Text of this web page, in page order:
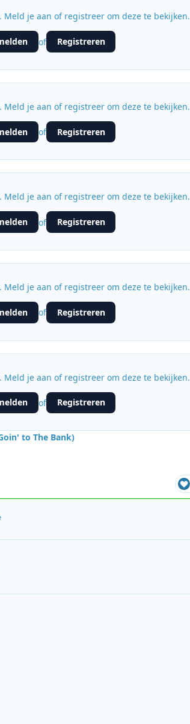
Meld je aan of registreer om deze te bekijken.
of Registreren
Meld je aan of registreer om deze te bekijken.
of Registreren
Meld je aan of registreer om deze te bekijken.
of Registreren
Meld je aan of registreer om deze te bekijken.
of Registreren
Meld je aan of registreer om deze te bekijken.
of Registreren
to The Bank)